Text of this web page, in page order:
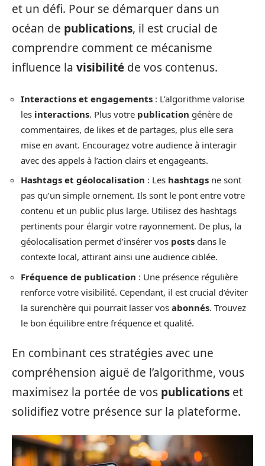
et un défi. Pour se démarquer dans un
océan de publications, il est crucial de
comprendre comment ce mécanisme
influence la visibilité de vos contenus.
Interactions et engagements : L’algorithme valorise
les interactions. Plus votre publication génère de
commentaires, de likes et de partages, plus elle sera
mise en avant. Encouragez votre audience à interagir
avec des appels à l’action clairs et engageants.
Hashtags et géolocalisation : Les hashtags ne sont
pas qu’un simple ornement. Ils sont le pont entre votre
contenu et un public plus large. Utilisez des hashtags
pertinents pour élargir votre rayonnement. De plus, la
géolocalisation permet d’insérer vos posts dans le
contexte local, attirant ainsi une audience ciblée.
Fréquence de publication : Une présence régulière
renforce votre visibilité. Cependant, il est crucial d’éviter
la surenchère qui pourrait lasser vos abonnés. Trouvez
le bon équilibre entre fréquence et qualité.
En combinant ces stratégies avec une
compréhension aiguë de l’algorithme, vous
maximisez la portée de vos publications et
solidifiez votre présence sur la plateforme.